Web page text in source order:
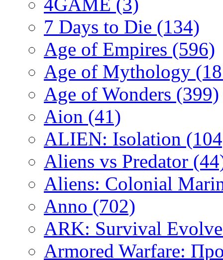
7 Days to Die (134)
Age of Empires (596)
Age of Mythology
Age of Wonders (399)
Aion (41)
ALIEN: Isolation
Aliens vs Predator
Aliens: Colonial
Anno (702)
ARK: Survival
Armored Warfare: